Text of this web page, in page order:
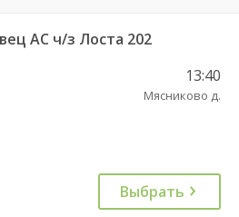
АС ч/з Лоста 202
13:40
Мясниково д.
Выбрать